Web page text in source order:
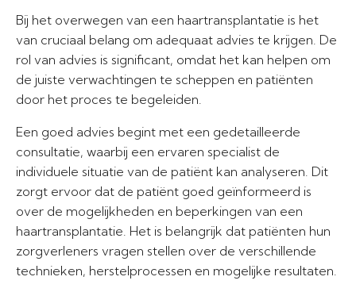
Bij het overwegen van een haartransplantatie is het
van cruciaal belang om adequaat advies te krijgen. De
rol van advies is significant, omdat het kan helpen om
de juiste verwachtingen te scheppen en patiënten
door het proces te begeleiden.
Een goed advies begint met een gedetailleerde
consultatie, waarbij een ervaren specialist de
individuele situatie van de patiënt kan analyseren. Dit
zorgt ervoor dat de patiënt goed geïnformeerd is
over de mogelijkheden en beperkingen van een
haartransplantatie. Het is belangrijk dat patiënten hun
zorgverleners vragen stellen over de verschillende
technieken, herstelprocessen en mogelijke resultaten.